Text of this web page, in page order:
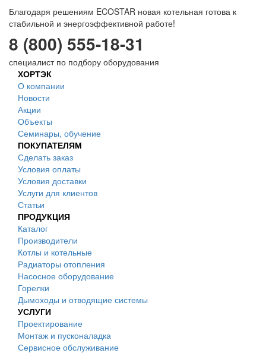
Благодаря решениям ECOSTAR новая котельная готова к
стабильной и энергоэффективной работе!
8 (800) 555-18-31
специалист по подбору оборудования
ХОРТЭК
О компании
Новости
Акции
Объекты
Семинары, обучение
ПОКУПАТЕЛЯМ
Сделать заказ
Условия оплаты
Условия доставки
Услуги для клиентов
Статьи
ПРОДУКЦИЯ
Каталог
Производители
Котлы и котельные
Радиаторы отопления
Насосное оборудование
Горелки
Дымоходы и отводящие системы
УСЛУГИ
Проектирование
Монтаж и пусконаладка
Сервисное обслуживание